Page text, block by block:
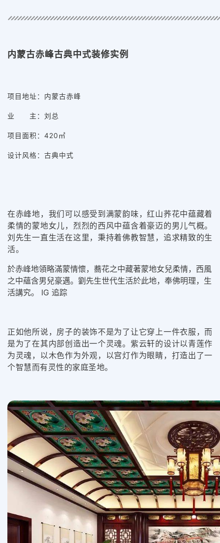
内蒙古赤峰古典中式装修实例
项目地址：内蒙古赤峰
业 主：刘总
项目面积：420㎡
设计风格：古典中式
在赤峰地，我们可以感受到满蒙韵味，红山荞花中蕴藏着
柔情的蒙地女儿，烈烈的西风中蕴含着豪迈的男儿气概。
刘先生一直生活在这里，秉持着佛教智慧，追求精致的生
活。
於赤峰地領略滿蒙情懷，蕎花之中藏著蒙地女兒柔情，西風
之中蘊含男兒豪邁。劉先生世代生活於此地，奉佛明理，生
活講究。 IG 追踪
正如他所说，房子的装饰不是为了让它穿上一件衣服，而
是为了在其内部创造出一个灵魂。紫云轩的设计以青莲作
为灵魂，以木色作为外观，以宫灯作为眼睛，打造出了一
个智慧而有灵性的家庭圣地。